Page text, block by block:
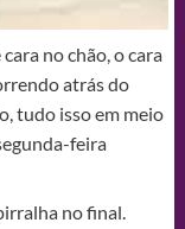
no chão, o cara
atrás do
tudo isso em meio
feira
no final.